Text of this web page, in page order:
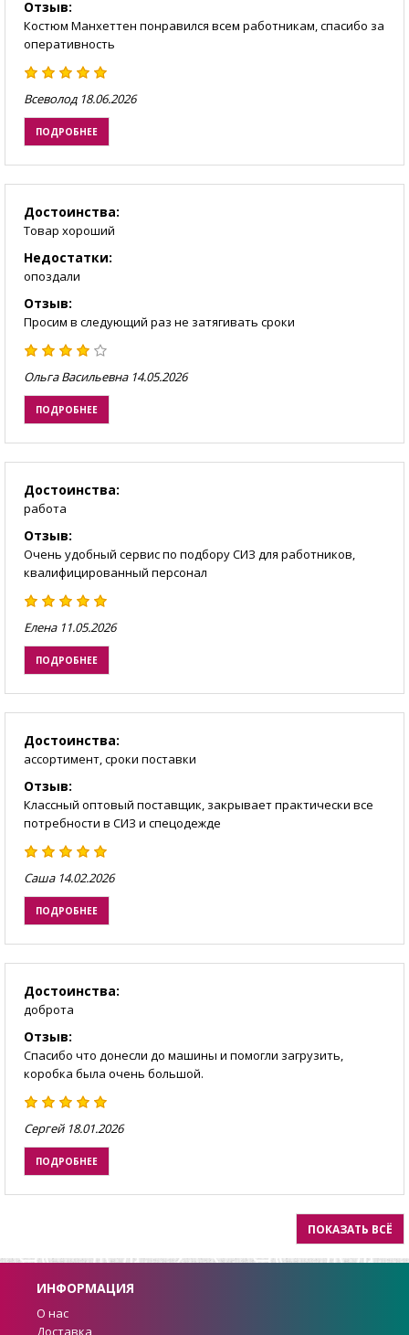
Отзыв:
Костюм Манхеттен понравился всем работникам, спасибо за
оперативность
Всеволод 18.06.2026
ПОДРОБНЕЕ
Достоинства:
Товар хороший
Недостатки:
опоздали
Отзыв:
Просим в следующий раз не затягивать сроки
Ольга Васильевна 14.05.2026
ПОДРОБНЕЕ
Достоинства:
работа
Отзыв:
Очень удобный сервис по подбору СИЗ для работников,
квалифицированный персонал
Елена 11.05.2026
ПОДРОБНЕЕ
Достоинства:
ассортимент, сроки поставки
Отзыв:
Классный оптовый поставщик, закрывает практически все
потребности в СИЗ и спецодежде
Саша 14.02.2026
ПОДРОБНЕЕ
Достоинства:
доброта
Отзыв:
Спасибо что донесли до машины и помогли загрузить,
коробка была очень большой.
Сергей 18.01.2026
ПОДРОБНЕЕ
ПОКАЗАТЬ ВСЁ
ИНФОРМАЦИЯ
О нас
Доставка